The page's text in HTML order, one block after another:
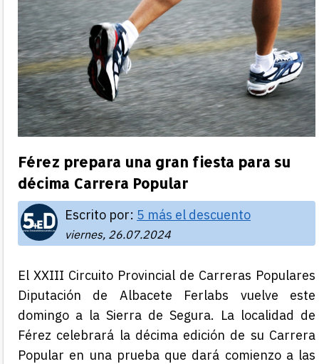
Férez prepara una gran fiesta para su
décima Carrera Popular
Escrito por: 5 más el descuento
viernes, 26.07.2024
El XXIII Circuito Provincial de Carreras Populares
Diputación de Albacete Ferlabs vuelve este
domingo a la Sierra de Segura. La localidad de
Férez celebrará la décima edición de su Carrera
Popular en una prueba que dará comienzo a las